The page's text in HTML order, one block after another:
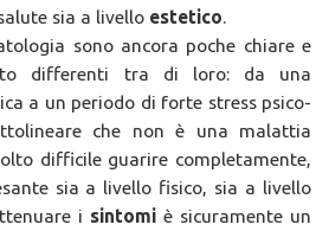
sia a livello estetico.
sono ancora poche chiare e
differenti tra di loro: da una
a un periodo di forte stress psico-
che non è una malattia
difficile guarire completamente,
sia a livello fisico, sia a livello
i sintomi è sicuramente un